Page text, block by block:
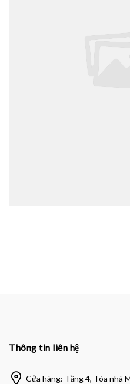
Thông tin liên hệ
Cửa hàng: Tầng 4, Tòa nhà